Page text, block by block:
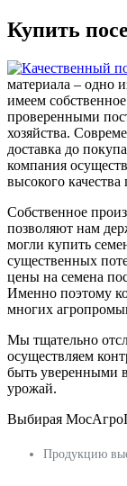
Купить
материала – одно
имеем
проверенными
хозяйства.
доставка до
компания
высокого
Собственное
позволяют нам
могли купить
существенных
цены на семена
Именно поэтому
многих
Мы тщательно
осуществляем
быть уверенными
урожай.
Выбирая
Продукцию